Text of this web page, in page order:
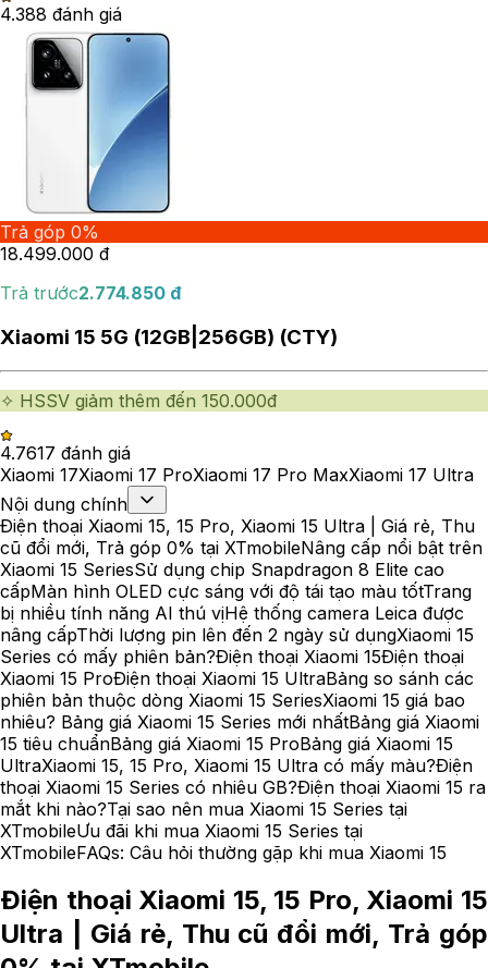
4.388 đánh giá
Trả góp 0%
18.499.000 đ
Trả trước2.774.850 đ
Xiaomi 15 5G (12GB|256GB) (CTY)
✧ HSSV giảm thêm đến 150.000đ
4.7617 đánh giá
Xiaomi 17Xiaomi 17 ProXiaomi 17 Pro MaxXiaomi 17 Ultra
Nội dung chính
Điện thoại Xiaomi 15, 15 Pro, Xiaomi 15 Ultra | Giá rẻ, Thu
cũ đổi mới, Trả góp 0% tại XTmobileNâng cấp nổi bật trên
Xiaomi 15 SeriesSử dụng chip Snapdragon 8 Elite cao
cấpMàn hình OLED cực sáng với độ tái tạo màu tốtTrang
bị nhiều tính năng AI thú vịHệ thống camera Leica được
nâng cấpThời lượng pin lên đến 2 ngày sử dụngXiaomi 15
Series có mấy phiên bản?Điện thoại Xiaomi 15Điện thoại
Xiaomi 15 ProĐiện thoại Xiaomi 15 UltraBảng so sánh các
phiên bản thuộc dòng Xiaomi 15 SeriesXiaomi 15 giá bao
nhiêu? Bảng giá Xiaomi 15 Series mới nhấtBảng giá Xiaomi
15 tiêu chuẩnBảng giá Xiaomi 15 ProBảng giá Xiaomi 15
UltraXiaomi 15, 15 Pro, Xiaomi 15 Ultra có mấy màu?Điện
thoại Xiaomi 15 Series có nhiêu GB?Điện thoại Xiaomi 15 ra
mắt khi nào?Tại sao nên mua Xiaomi 15 Series tại
XTmobileƯu đãi khi mua Xiaomi 15 Series tại
XTmobileFAQs: Câu hỏi thường gặp khi mua Xiaomi 15
Điện thoại Xiaomi 15, 15 Pro, Xiaomi 15
Ultra | Giá rẻ, Thu cũ đổi mới, Trả góp